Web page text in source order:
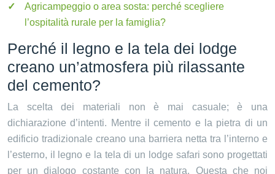
Agricampeggio o area sosta: perché scegliere
l’ospitalità rurale per la famiglia?
Perché il legno e la tela dei lodge
creano un’atmosfera più rilassante
del cemento?
La scelta dei materiali non è mai casuale; è una
dichiarazione d’intenti. Mentre il cemento e la pietra di un
edificio tradizionale creano una barriera netta tra l’interno e
l’esterno, il legno e la tela di un lodge safari sono progettati
per un dialogo costante con la natura. Questa che noi